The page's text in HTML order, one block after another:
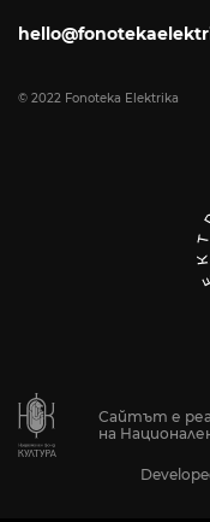
© 2022 Fonoteka Elektrika
Сайтът е
на